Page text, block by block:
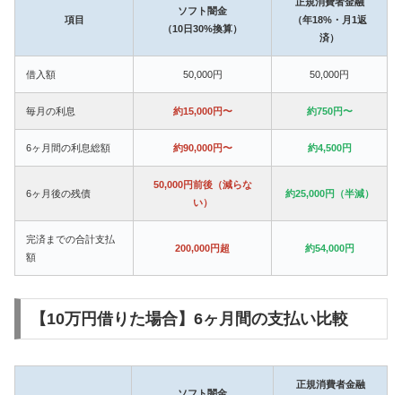
項目
ソフト闇金
（10日30%換算）
（年18%・月1返
済）
借入額 50,000円 50,000円
毎月の利息 約15,000円〜 約750円〜
6ヶ月間の利息総額 約90,000円〜 約4,500円
6ヶ月後の残債
50,000円前後（減らな
い）
約25,000円（半減）
完済までの合計支払
額
200,000円超 約54,000円
【10万円借りた場合】6ヶ月間の支払い比較
正規消費者金融